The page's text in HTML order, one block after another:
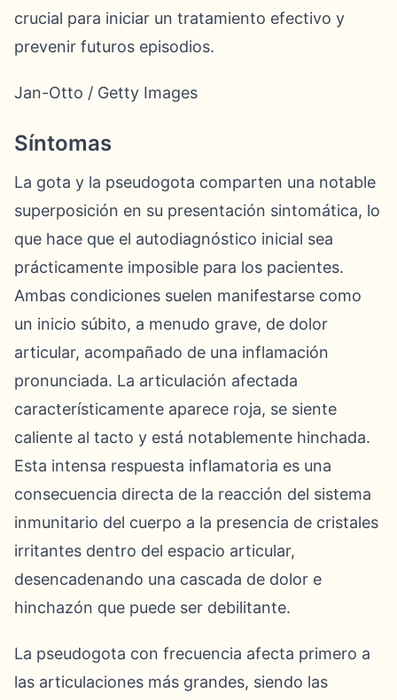
crucial para iniciar un tratamiento efectivo y
prevenir futuros episodios.
Jan-Otto / Getty Images
Síntomas
La gota y la pseudogota comparten una notable
superposición en su presentación sintomática, lo
que hace que el autodiagnóstico inicial sea
prácticamente imposible para los pacientes.
Ambas condiciones suelen manifestarse como
un inicio súbito, a menudo grave, de dolor
articular, acompañado de una inflamación
pronunciada. La articulación afectada
característicamente aparece roja, se siente
caliente al tacto y está notablemente hinchada.
Esta intensa respuesta inflamatoria es una
consecuencia directa de la reacción del sistema
inmunitario del cuerpo a la presencia de cristales
irritantes dentro del espacio articular,
desencadenando una cascada de dolor e
hinchazón que puede ser debilitante.
La pseudogota con frecuencia afecta primero a
las articulaciones más grandes, siendo las